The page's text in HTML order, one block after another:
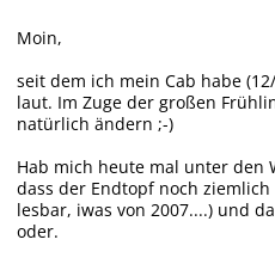
Moin,
seit dem ich mein Cab habe
laut. Im Zuge der großen
natürlich ändern ;-)
Hab mich heute mal unter den
dass der Endtopf noch
lesbar, iwas von 2007....) und
oder.